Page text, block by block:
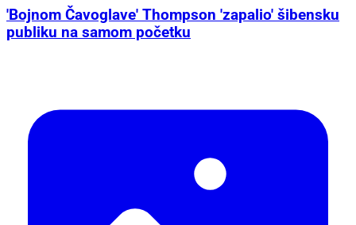
'Bojnom Čavoglave' Thompson 'zapalio' šibensku
publiku na samom početku